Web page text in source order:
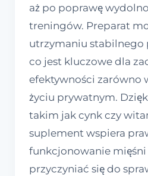
aż po poprawę
treningów. Preparat
utrzymaniu stabilnego
co jest kluczowe dla
efektywności zarówno
życiu prywatnym.
takim jak cynk czy
suplement wspiera
funkcjonowanie mięśni
przyczyniać się do